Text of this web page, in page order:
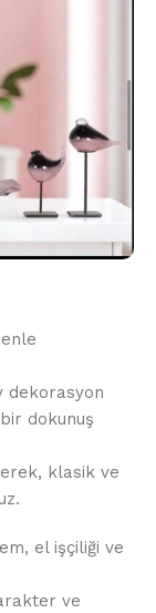
dekorasyon
dokunuş
klasik ve
el işçiliği ve
ve